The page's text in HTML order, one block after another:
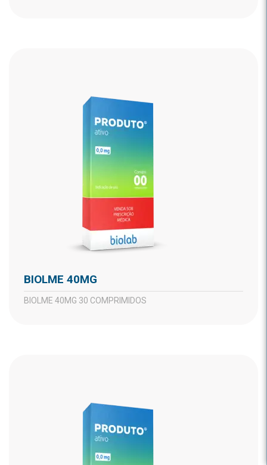
BIOLME 40MG
BIOLME 40MG 30 COMPRIMIDOS